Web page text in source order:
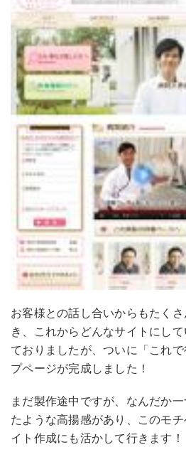
お客様との話し合いからもたく
き、これからどんなサイトにし
ておりましたが、ついに「これ
プページが完成しました！
まだ製作途中ですが、なんだか
たような高揚感があり、このモ
イト作成にも活かして行きます！